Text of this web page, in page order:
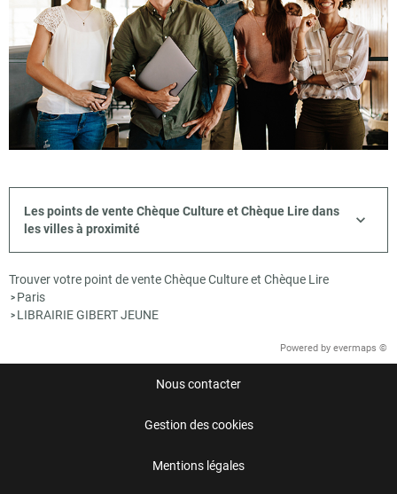
Les points de vente Chèque Culture et Chèque Lire dans
les villes à proximité
Trouver votre point de vente Chèque Culture et Chèque Lire
> Paris
> LIBRAIRIE GIBERT JEUNE
Powered by evermaps ©
Nous contacter
Gestion des cookies
Mentions légales